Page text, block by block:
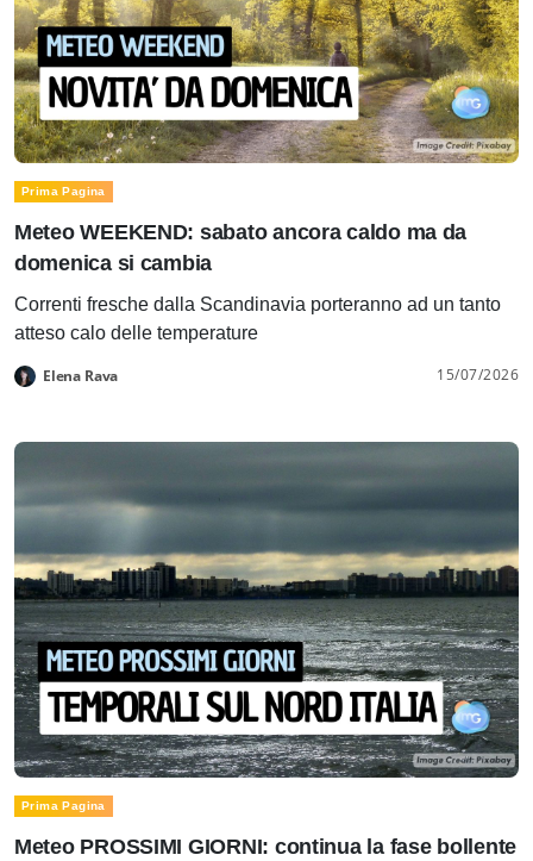
Prima Pagina
Meteo WEEKEND: sabato ancora caldo ma da
domenica si cambia
Correnti fresche dalla Scandinavia porteranno ad un tanto
atteso calo delle temperature
Elena Rava 15/07/2026
Prima Pagina
Meteo PROSSIMI GIORNI: continua la fase bollente